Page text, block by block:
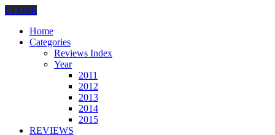
CLOSE
Home
Categories
Reviews Index
Year
2011
2012
2013
2014
2015
REVIEWS